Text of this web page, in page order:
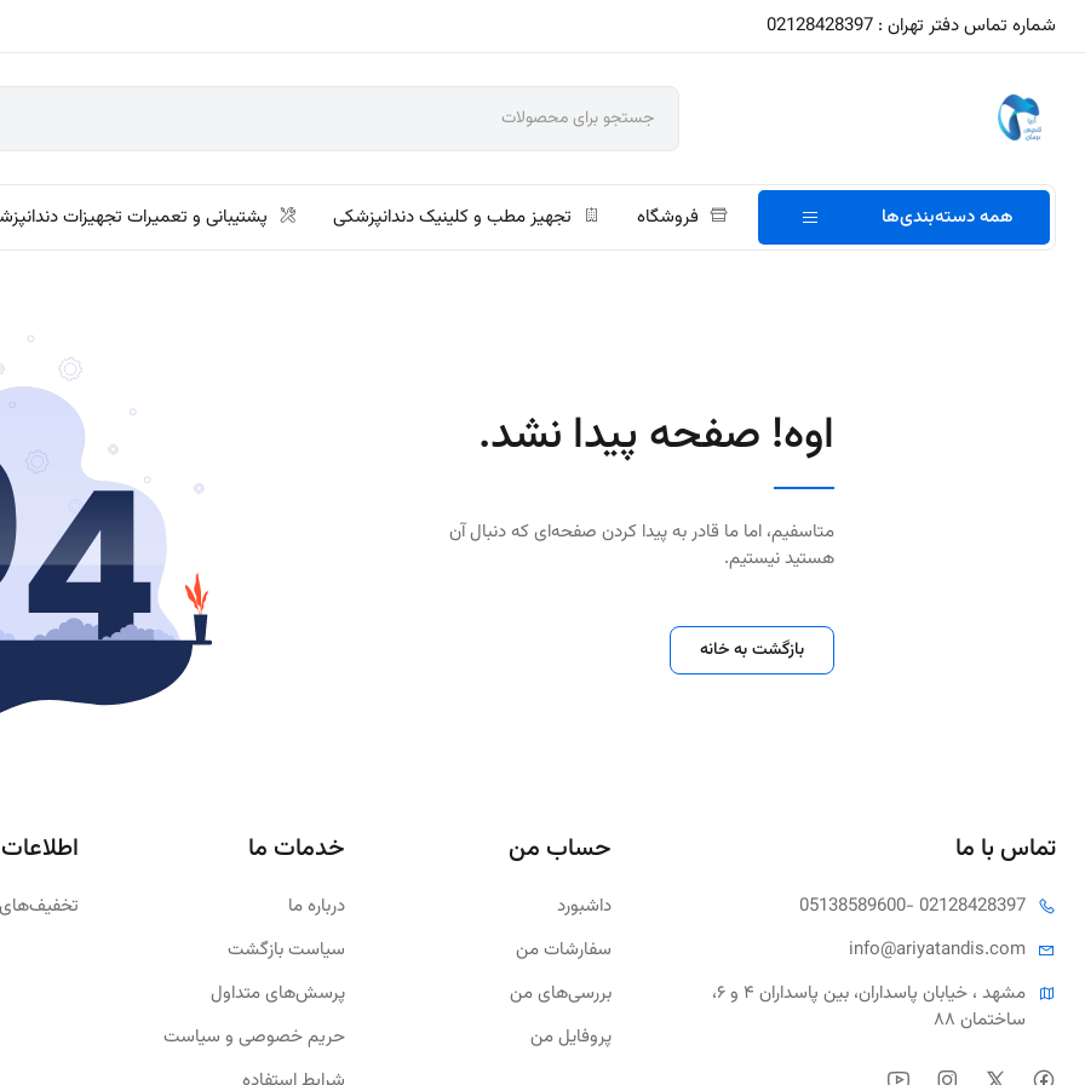
شماره تماس دفتر تهران : 02128428397
همه دسته‌بندی‌ها فروشگاه تجهیز مطب و کلینیک دندانپزشکی پشتیبانی و تعمیرات تجهیزات
اوه! صفحه پیدا نشد.
متاسفیم، اما ما قادر به پیدا کردن صفحه‌ای که دنبال آن
هستید نیستیم.
بازگشت به خانه
تماس با ما
05138589600- 02128428397
info@ariyatandis.com
ساختمان ۸۸
حساب من
داشبورد
سفارشات من
بررسی‌های من
پروفایل من
خدمات ما
درباره ما
سیاست بازگشت
پرسش‌های متداول
حریم خصوصی و سیاست
اطلاعات
تخفیف‌های